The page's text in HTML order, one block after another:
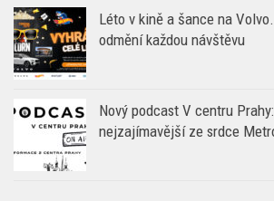
Léto v kině a šance na
odmění každou návštěvu
Nový podcast V centru
nejzajímavější ze srdce